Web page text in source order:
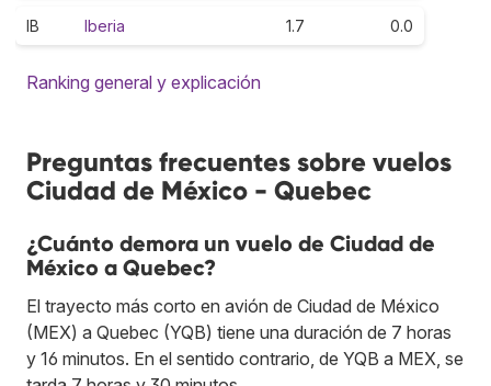
IB Iberia 1.7 0.0
Ranking general y explicación
Preguntas frecuentes sobre vuelos
Ciudad de México - Quebec
¿Cuánto demora un vuelo de Ciudad de
México a Quebec?
El trayecto más corto en avión de Ciudad de México
(MEX) a Quebec (YQB) tiene una duración de 7 horas
y 16 minutos. En el sentido contrario, de YQB a MEX, se